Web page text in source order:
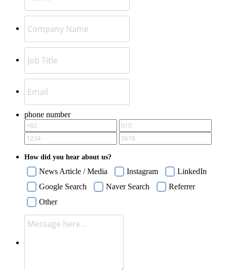
phone number
How did you hear about us?
News Article / Media Instagram
LinkedIn
Google Search
Naver Search
Referrer
Other